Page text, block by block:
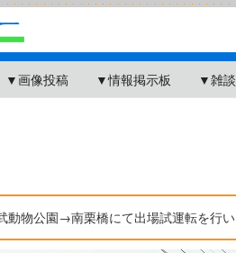
▼画像投稿 ▼情報掲示板 ▼雑
物公園→南栗橋にて出場試運転を行い